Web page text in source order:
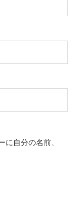
自分の名前、